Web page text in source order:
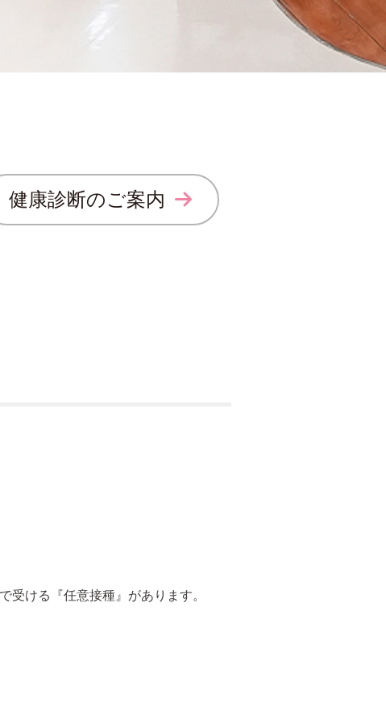
健康診断のご案内
受ける『任意接種』があります。